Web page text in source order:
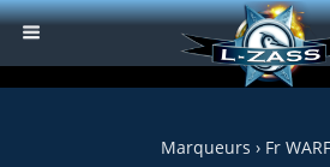
Marqueurs › Fr